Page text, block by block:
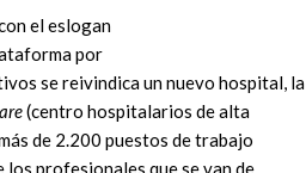
el eslogan
por
se reivindica un nuevo hospital, la
(centro hospitalarios de alta
de 2.200 puestos de trabajo
profesionales que se van de